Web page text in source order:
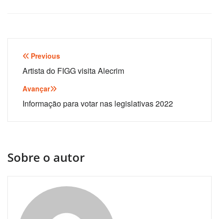
Navegação
de
artigos
Previous
Artista do FIGG visita Alecrim
Avançar
Informação para votar nas legislativas 2022
Sobre o autor